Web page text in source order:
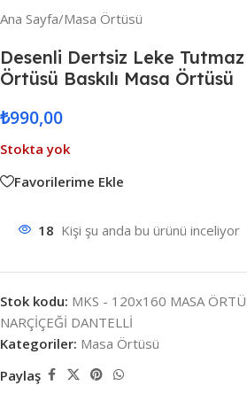
Ana Sayfa/Masa Örtüsü
Desenli Dertsiz Leke
Örtüsü Baskılı Masa Örtüsü
₺990,00
Stokta yok
Favorilerime Ekle
18 Kişi şu anda bu ürünü inceliyor
Stok kodu: MKS - 120x160 MASA
NARÇİÇEĞİ DANTELLİ
Kategoriler: Masa Örtüsü
Paylaş